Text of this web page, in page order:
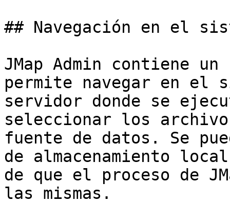
## Navegación en el
JMap Admin contiene
permite navegar en el
servidor donde se
seleccionar los
fuente de datos. Se
de almacenamiento
de que el proceso de
las mismas.